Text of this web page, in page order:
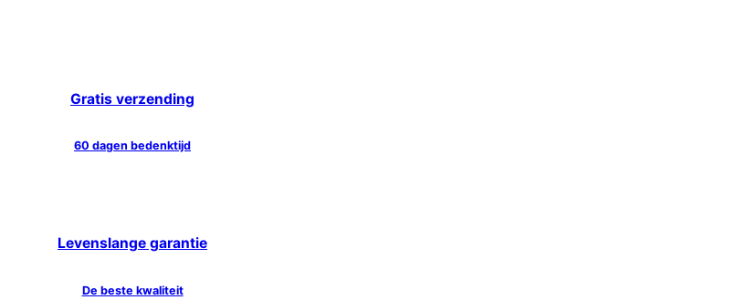
Gratis verzending
60 dagen bedenktijd
Levenslange garantie
De beste kwaliteit